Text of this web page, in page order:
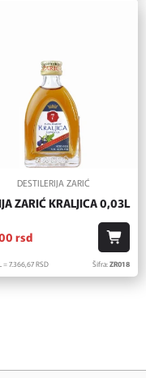
DESTILERIJA ZARIĆ
ZARIĆ KRALJICA 0,03L
rsd
= 7.366,67RSD Šifra:ZR018